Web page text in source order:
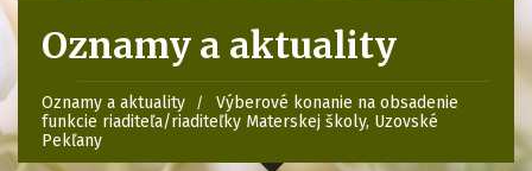
Oznamy a aktuality
Oznamy a aktuality
Výberové konanie na obsadenie
funkcie riaditeľa/riaditeľky Materskej školy, Uzovské
Pekľany